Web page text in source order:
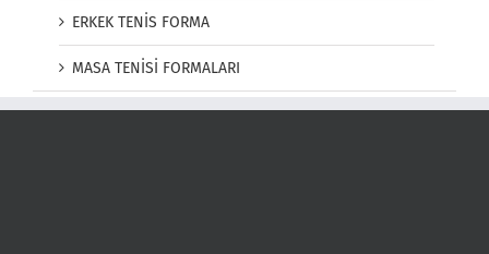
ERKEK TENİS FORMA
MASA TENİSİ FORMALARI